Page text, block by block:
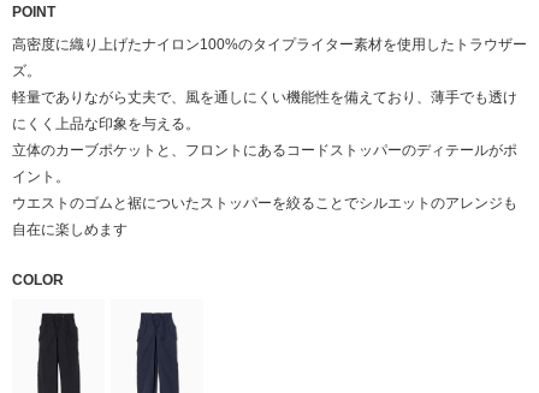
POINT
高密度に織り上げたナイロン100%のタイプライター素材を使用したトラウザー
ズ。
軽量でありながら丈夫で、風を通しにくい機能性を備えており、薄手でも透け
にくく上品な印象を与える。
立体のカーブポケットと、フロントにあるコードストッパーのディテールがポ
イント。
ウエストのゴムと裾についたストッパーを絞ることでシルエットのアレンジも
自在に楽しめます
COLOR